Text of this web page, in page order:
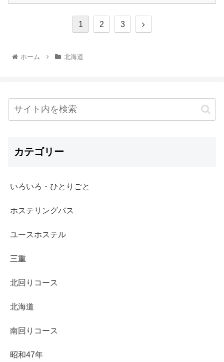
1 2 3
ホーム 北海道
カテゴリー
いろいろ・ひとりごと
ホステリングバス
ユースホステル
三重
北回りコース
北海道
南回りコース
昭和47年